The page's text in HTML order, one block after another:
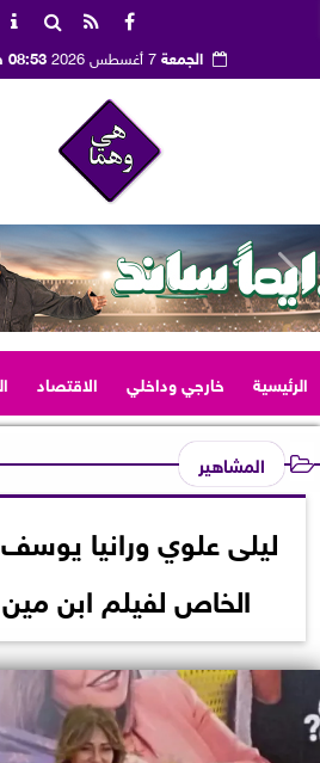
الجمعة 08:53 صـ
الرئيسية خارجي وداخلي الاقتصاد
المشاهير
ليلى علوي ورانيا
الخاص لفيلم ابن